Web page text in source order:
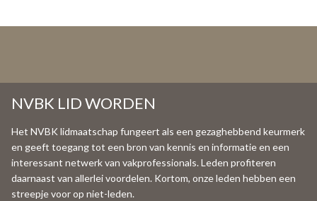
NVBK LID WORDEN
Het NVBK lidmaatschap fungeert als een gezaghebbend keurmerk
en geeft toegang tot een bron van kennis en informatie en een
interessant netwerk van vakprofessionals. Leden profiteren
daarnaast van allerlei voordelen. Kortom, onze leden hebben een
streepje voor op niet-leden.